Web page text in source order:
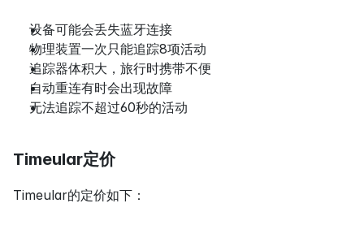
设备可能会丢失蓝牙连接
物理装置一次只能追踪8项活动
追踪器体积大，旅行时携带不便
自动重连有时会出现故障
无法追踪不超过60秒的活动
Timeular定价
Timeular的定价如下：